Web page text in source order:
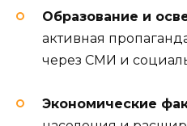
Образование и
активная
через СМИ и
Экономические